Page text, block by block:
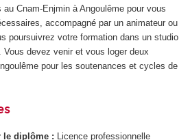
Cnam-Enjmin à Angoulême pour vous
accompagné par un animateur ou
poursuivrez votre formation dans un studio
devez venir et vous loger deux
pour les soutenances et cycles de
le diplôme : Licence professionnelle